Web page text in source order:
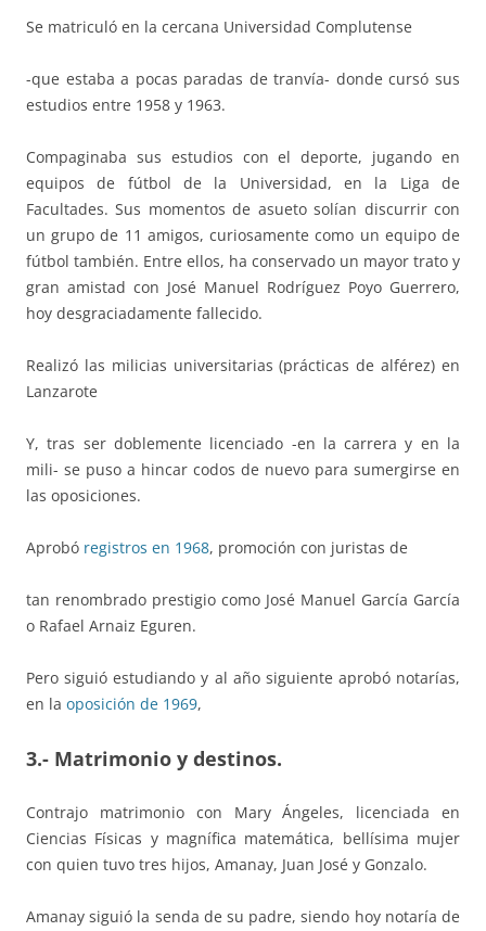
Se matriculó en la cercana Universidad Complutense
-que estaba a pocas paradas de tranvía- donde cursó sus
estudios entre 1958 y 1963.
Compaginaba sus estudios con el deporte, jugando en
equipos de fútbol de la Universidad, en la Liga de
Facultades. Sus momentos de asueto solían discurrir con
un grupo de 11 amigos, curiosamente como un equipo de
fútbol también. Entre ellos, ha conservado un mayor trato y
gran amistad con José Manuel Rodríguez Poyo Guerrero,
hoy desgraciadamente fallecido.
Realizó las milicias universitarias (prácticas de alférez) en
Lanzarote
Y, tras ser doblemente licenciado -en la carrera y en la
mili- se puso a hincar codos de nuevo para sumergirse en
las oposiciones.
Aprobó registros en 1968, promoción con juristas de
tan renombrado prestigio como José Manuel García García
o Rafael Arnaiz Eguren.
Pero siguió estudiando y al año siguiente aprobó notarías,
en la oposición de 1969,
3.- Matrimonio y destinos.
Contrajo matrimonio con Mary Ángeles, licenciada en
Ciencias Físicas y magnífica matemática, bellísima mujer
con quien tuvo tres hijos, Amanay, Juan José y Gonzalo.
Amanay siguió la senda de su padre, siendo hoy notaría de